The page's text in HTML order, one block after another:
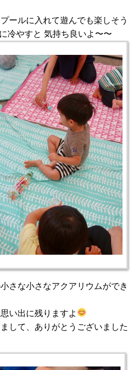
ールに入れて遊んでも楽しそう
冷やすと 気持ち良いよ〜〜
さな小さなアクアリウムができ
い出に残りますよ
して、ありがとうございました